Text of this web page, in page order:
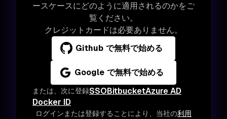
ースケースにどのように適用されるのかをご
覧ください。
クレジットカードは必要ありません。
Github で無料で始める
Google で無料で始める
または、次に登録SSOBitbucketAzure AD
Docker ID
ログインまたは登録することにより、当社の利用